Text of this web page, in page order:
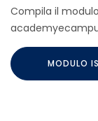
Compila il
MODULO